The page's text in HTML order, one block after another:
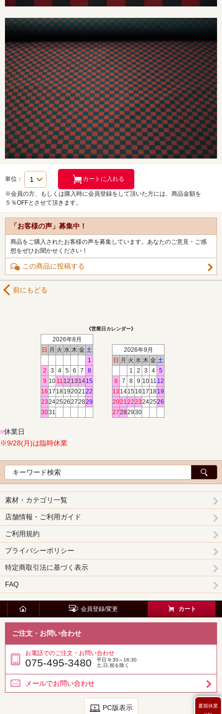
単位：
※会員の方、もしくは購入時に会員登録をして頂いた方には、商品金額を
５％OFFとさせて頂きます。
「お客様の声」募集中！
商品をご購入されたお客様の声を募集しています。あなたのご意見・ご感
想をぜひお聞かせください！
この商品に投稿する
前にもどる
《営業日カレンダー》
2026年8月
日 月 火 水 木 金 土
1
2
3 4 5 6 7
8
9 10 11 12 13 1415
16 17 1819202122
23242526272829
3031
2026年9月
日 月 火 水 木 金 土
1
2 3 4
5
6
7 8 9 10 11 12
13 141516 17 1819
20212223242526
27282930
■休業日
※9/28(月)は臨時休業
素材・カテゴリ一覧
店舗情報・ご利用ガイド
ご利用規約
プライバシーポリシー
特定商取引法に基づく表示
FAQ
会員登録/変更 カート
ご注文・お問い合わせ
お電話でのご注文・お問い合わせ
075-495-3480
平日 9:30～16:30
土,日,祝を除く
メールでお問い合わせ
PC版表示
夏期休業